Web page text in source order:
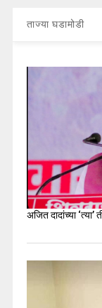
ताज्या घडामोडी
अजित दादांच्या